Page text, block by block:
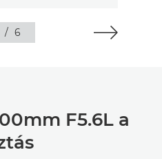
/ 6
F5.6L a